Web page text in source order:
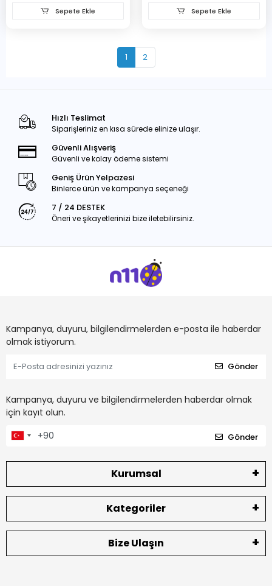
Sepete Ekle Sepete Ekle
1 2
Hızlı Teslimat
Siparişleriniz en kısa sürede elinize ulaşır.
Güvenli Alışveriş
Güvenli ve kolay ödeme sistemi
Geniş Ürün Yelpazesi
Binlerce ürün ve kampanya seçeneği
7 / 24 DESTEK
Öneri ve şikayetlerinizi bize iletebilirsiniz.
Kampanya, duyuru, bilgilendirmelerden e-posta ile haberdar
olmak istiyorum.
Gönder
Kampanya, duyuru ve bilgilendirmelerden haberdar olmak
için kayıt olun.
Gönder
Kurumsal
Kategoriler
Bize Ulaşın